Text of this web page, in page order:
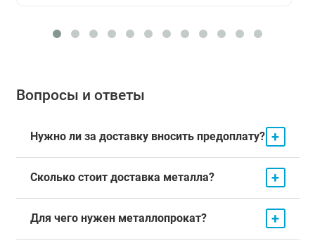
Вопросы и ответы
Нужно ли за доставку вносить предоплату? +
Сколько стоит доставка металла? +
Для чего нужен металлопрокат? +